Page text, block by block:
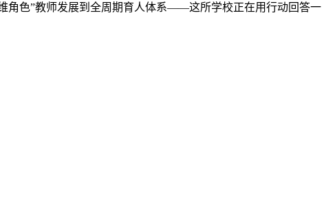
角色”教师发展到全周期育人体系——这所学校正在用行动回答一